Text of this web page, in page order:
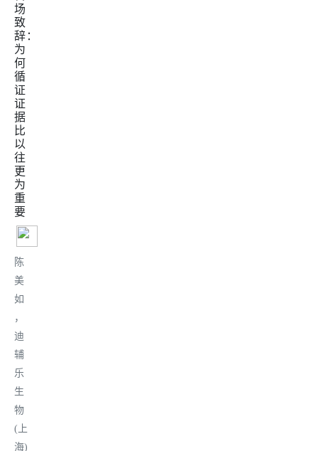
场
致
辞：
为
何
循
证
证
据
比
以
往
更
为
重
要
陈
美
如
，
迪
辅
乐
生
物
(上
海)